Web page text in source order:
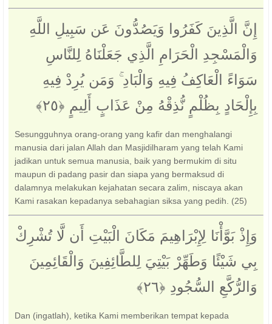
إِنَّ الَّذِينَ كَفَرُوا وَيَصُدُّونَ عَن سَبِيلِ اللَّهِ
وَالْمَسْجِدِ الْحَرَامِ الَّذِي جَعَلْنَاهُ لِلنَّاسِ
سَوَاءً الْعَاكِفُ فِيهِ وَالْبَادِ ۚ وَمَن يُرِدْ فِيهِ
بِإِلْحَادٍ بِظُلْمٍ نُّذِقْهُ مِنْ عَذَابٍ أَلِيمٍ ‎﴿٢٥﴾‏
Sesungguhnya orang-orang yang kafir dan menghalangi
manusia dari jalan Allah dan Masjidilharam yang telah Kami
jadikan untuk semua manusia, baik yang bermukim di situ
maupun di padang pasir dan siapa yang bermaksud di
dalamnya melakukan kejahatan secara zalim, niscaya akan
Kami rasakan kepadanya sebahagian siksa yang pedih. (25)
وَإِذْ بَوَّأْنَا لِإِبْرَاهِيمَ مَكَانَ الْبَيْتِ أَن لَّا تُشْرِكْ
بِي شَيْئًا وَطَهِّرْ بَيْتِيَ لِلطَّائِفِينَ وَالْقَائِمِينَ
وَالرُّكَّعِ السُّجُودِ ‎﴿٢٦﴾
Dan (ingatlah), ketika Kami memberikan tempat kepada